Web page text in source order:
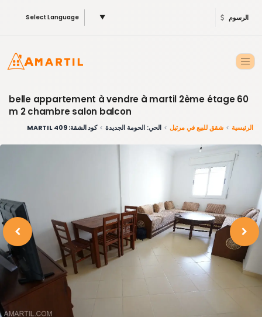
Select Language ▼ الرسوم
belle appartement à vendre à martil 2ème étage 60
m 2 chambre salon balcon
الرئيسية شقق للبيع في مرتيل الحي: الحومة الجديدة كود الشقة: 409 MARTIL